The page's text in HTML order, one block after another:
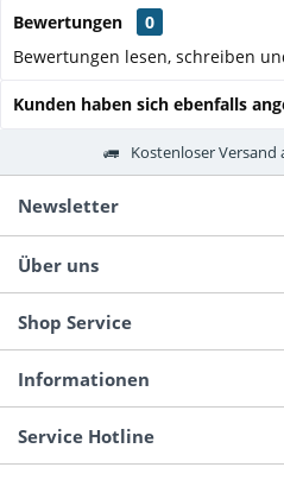
Bewertungen
0
Bewertungen lesen, schreiben
Kunden haben sich ebenfalls
Kostenloser Versand
Newsletter
Über uns
Shop Service
Informationen
Service Hotline